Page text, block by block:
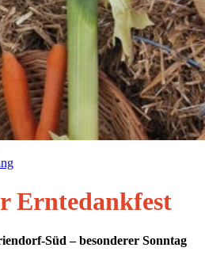
Erntedankfest
Süd – besonderer Sonntag